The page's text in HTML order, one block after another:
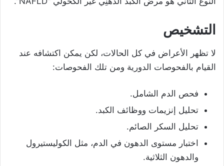
التشخيص
لا تظهر الأعراض في كل الحالات، لكن يمكن اكتشافه عند
القيام بالفحوصات الدورية ومن تلك الفحوصات:
فحص الدم الشامل.
تحليل إنزيمات ووظائف الكبد.
تحليل السكر الصائم.
اختبار مستوى الدهون في الدم، مثل الكوليستيرول
والدهون الثلاثية.